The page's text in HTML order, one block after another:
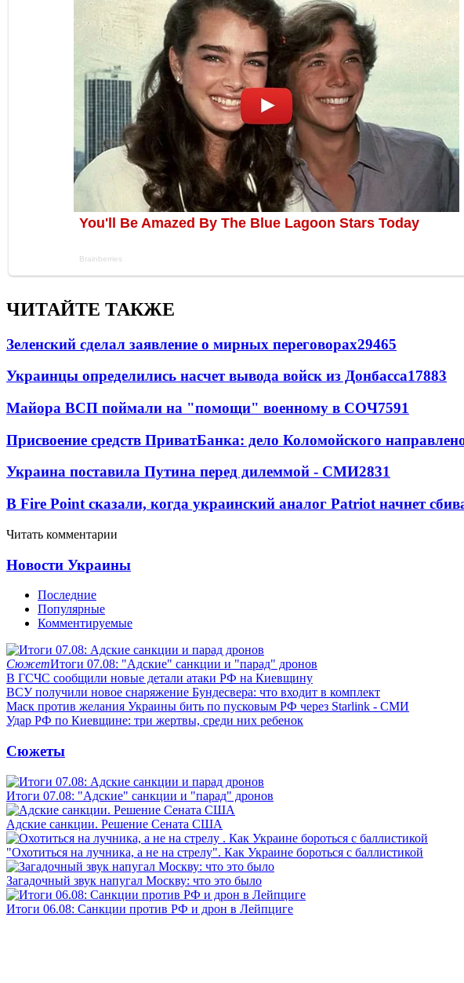
ЧИТАЙТЕ ТАКЖЕ
Зеленский сделал заявление о мирных переговорах29465
Украинцы определились насчет вывода войск из Донбасса17883
Майора ВСП поймали на "помощи" военному в СОЧ7591
Присвоение средств ПриватБанка: дело Коломойского
Украина поставила Путина перед дилеммой - СМИ2831
В Fire Point сказали, когда украинский аналог Patriot начнет
Читать комментарии
Новости Украины
Последние
Популярные
Комментируемые
СюжетИтоги 07.08: "Адские" санкции и "парад" дронов
В ГСЧС сообщили новые детали атаки РФ на Киевщину
ВСУ получили новое снаряжение Бундесвера: что входит в комплект
Маск против желания Украины бить по пусковым РФ через Starlink - СМИ
Удар РФ по Киевщине: три жертвы, среди них ребенок
Сюжеты
Итоги 07.08: "Адские" санкции и "парад" дронов
Адские санкции. Решение Сената США
"Охотиться на лучника, а не на стрелу". Как Украине бороться с баллистикой
Загадочный звук напугал Москву: что это было
Итоги 06.08: Санкции против РФ и дрон в Лейпциге